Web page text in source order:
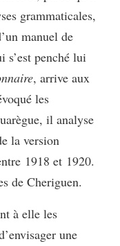
grammaticales,
manuel de
s’est penché lui
, arrive aux
les
il analyse
la version
1918 et 1920.
de Cheriguen.
à elle les
une